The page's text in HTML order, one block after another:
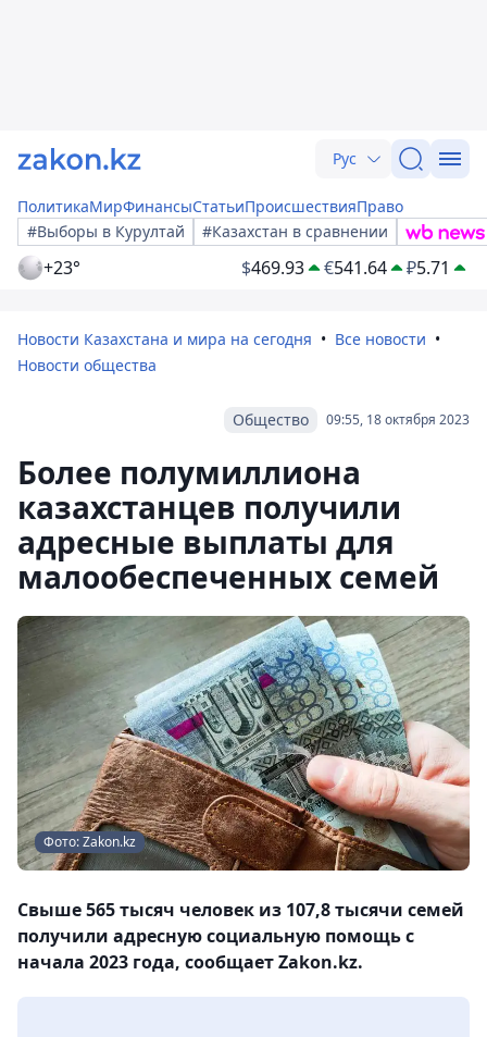
Рус
ПолитикаМирФинансыСтатьиПроисшествияПраво
#Выборы в Курултай
#Казахстан в сравнении
+23° $469.93 €541.64 ₽5.71
Новости Казахстана и мира на сегодня
Все новости
Новости общества
09:55, 18 октября 2023
Общество
Более полумиллиона
казахстанцев получили
адресные выплаты для
малообеспеченных семей
Фото: Zakon.kz
Свыше 565 тысяч человек из 107,8 тысячи семей
получили адресную социальную помощь с
начала 2023 года, сообщает Zakon.kz.